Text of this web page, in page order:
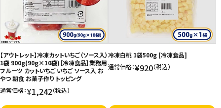
飲料
酒類
日用品
ギフト
お気に入り登録数
【アウトレット】冷凍カットいちご（ソース入）
1袋 900g(90g×10袋)［冷凍食品］業務用
フルーツ カットいちご いちご ソース入 お
やつ 朝食 お菓子作り トッピング
通常価格：¥1,242（税込）
冷凍白桃 1袋500g [冷凍食品]
通常価格：¥920（税込）